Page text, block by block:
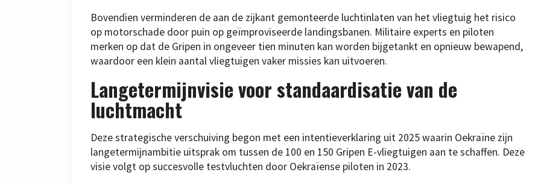
Bovendien verminderen de aan de zijkant gemonteerde luchtinlaten van het vliegtuig het risico
op motorschade door puin op geïmproviseerde landingsbanen. Militaire experts en piloten
merken op dat de Gripen in ongeveer tien minuten kan worden bijgetankt en opnieuw bewapend,
waardoor een klein aantal vliegtuigen vaker missies kan uitvoeren.
Langetermijnvisie voor standaardisatie van de
luchtmacht
Deze strategische verschuiving begon met een intentieverklaring uit 2025 waarin Oekraïne zijn
langetermijnambitie uitsprak om tussen de 100 en 150 Gripen E-vliegtuigen aan te schaffen. Deze
visie volgt op succesvolle testvluchten door Oekraïense piloten in 2023.